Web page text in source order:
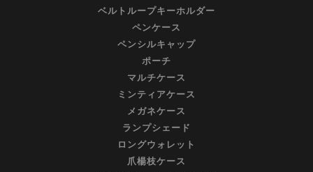
ベルトループキーホルダー
ペンケース
ペンシルキャップ
ポーチ
マルチケース
ミンティアケース
メガネケース
ランプシェード
ロングウォレット
爪楊枝ケース